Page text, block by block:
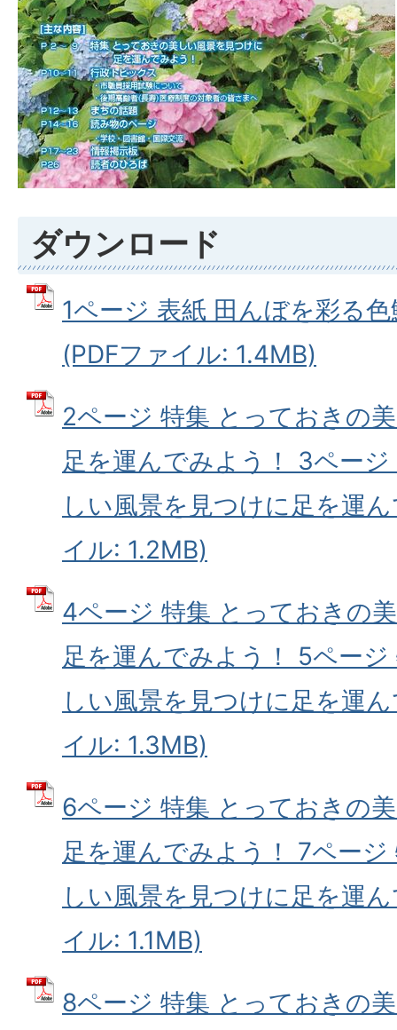
ダウンロード
1ページ 表紙 田んぼを彩る
(PDFファイル: 1.4MB)
2ページ 特集 とっておきの
足を運んでみよう！ 3ペー
しい風景を見つけに足を運
イル: 1.2MB)
4ページ 特集 とっておきの
足を運んでみよう！ 5ペー
しい風景を見つけに足を運
イル: 1.3MB)
6ページ 特集 とっておきの
足を運んでみよう！ 7ペー
しい風景を見つけに足を運
イル: 1.1MB)
8ページ 特集 とっておきの